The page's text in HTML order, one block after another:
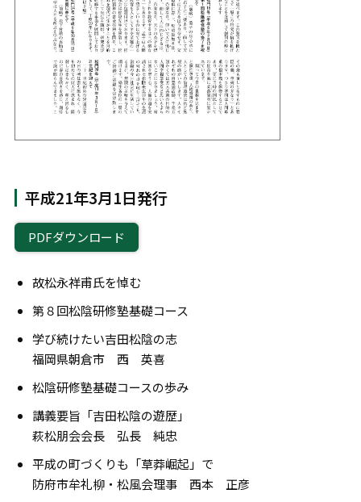
平成21年3月1日発行
PDFダウンロード
故松永祥甫氏を悼む
第８回松陰研修塾基礎コース
学び続けたい吉田松陰の志
福岡県朝倉市 西 英喜
松陰研修塾基礎コースの歩み
講義要旨「吉田松陰の遊歴」
萩松朋会会長 弘長 純忠
平成の町づくりも「草莽崛起」で
防府市牟礼柳・松風会理事 西本 正彦